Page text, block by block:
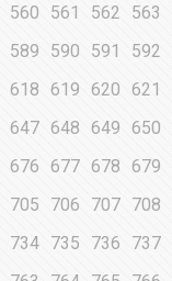
560 561 562 563
589 590 591 592
618 619 620 621
647 648 649 650
676 677 678 679
705 706 707 708
734 735 736 737